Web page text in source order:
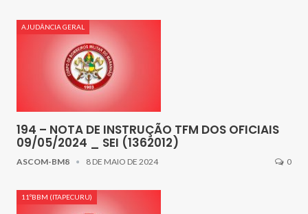
AJUDÂNCIA GERAL
194 – NOTA DE INSTRUÇÃO TFM DOS OFICIAIS
09/05/2024 _ SEI (1362012)
ASCOM-BM8 8 DE MAIO DE 2024 0
11ºBBM (ITAPECURU)